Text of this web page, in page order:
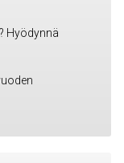
Hyödynnä